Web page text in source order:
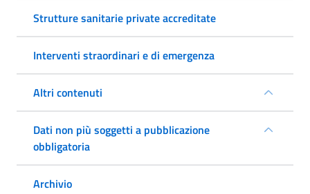
Strutture sanitarie private accreditate
Interventi straordinari e di emergenza
Altri contenuti
Dati non più soggetti a pubblicazione
obbligatoria
Archivio